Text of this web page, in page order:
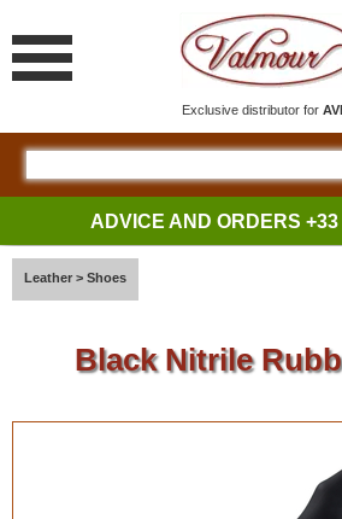
Exclusive distributor for
ADVICE AND ORDERS +33
Leather > Shoes
Black Nitrile